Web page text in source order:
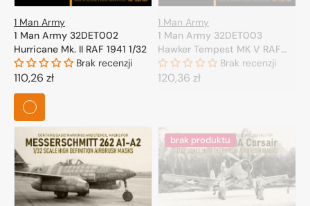
1 Man Army
1 Man Army 32DET002
Hurricane Mk. II RAF 1941 1/32
Brak recenzji
Cena
regularna
110,26 zł
1 Man Army
1 Man Army 32DET003
Hawker Tempest MK V RAF
1/32
Brak recenzji
Cena
120,36 zł
brak produktu